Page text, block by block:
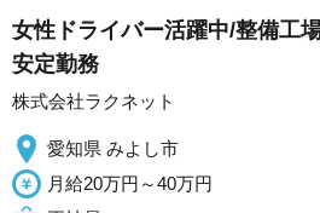
女性ドライバー活躍中/整備工
安定勤務
株式会社ラクネット
愛知県 みよし市
月給20万円～40万円